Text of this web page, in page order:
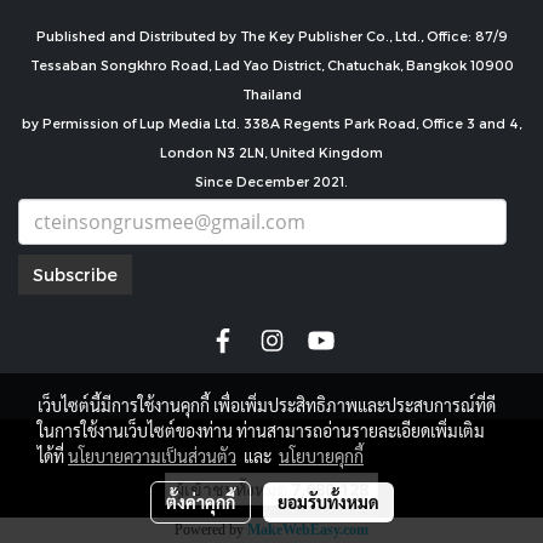
Published and Distributed by The Key Publisher Co., Ltd., Office: 87/9
Tessaban Songkhro Road, Lad Yao District, Chatuchak, Bangkok 10900
Thailand
by Permission of Lup Media Ltd. 338A Regents Park Road, Office 3 and 4,
London N3 2LN, United Kingdom
Since December 2021.
Subscribe
copyright by
ผู้เข้าชมทั้งหมด7,680,128
Powered byMakeWebEasy.com
เว็บไซต์นี้มีการใช้งานคุกกี้ เพื่อเพิ่มประสิทธิภาพและประสบการณ์ที่ดี
ในการใช้งานเว็บไซต์ของท่าน ท่านสามารถอ่านรายละเอียดเพิ่มเติม
ได้ที่นโยบายความเป็นส่วนตัว และ นโยบายคุกกี้
ตั้งค่าคุกกี้ ยอมรับทั้งหมด